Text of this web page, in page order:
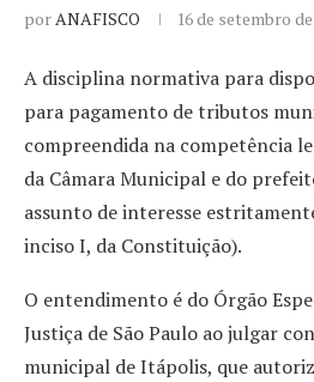
porANAFISCO 16 de setembro
A disciplina normativa para
para pagamento de tributos
compreendida na competência
da Câmara Municipal e do
assunto de interesse
inciso I, da Constituição).
O entendimento é do Órgão
Justiça de São Paulo ao julgar
municipal de Itápolis, que